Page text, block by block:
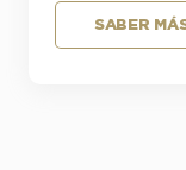
SABER